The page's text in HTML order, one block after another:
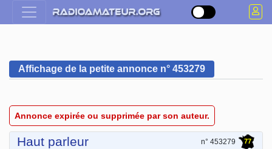
Affichage de la petite annonce n° 453279
Annonce expirée ou supprimée par son auteur.
Haut parleur n° 453279 77